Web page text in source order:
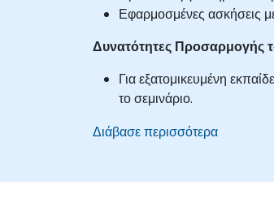
Εφαρμοσμένες ασκήσεις
Δυνατότητες Προσαρμογής
Για εξατομικευμένη
το σεμινάριο.
Διάβασε περισσότερα